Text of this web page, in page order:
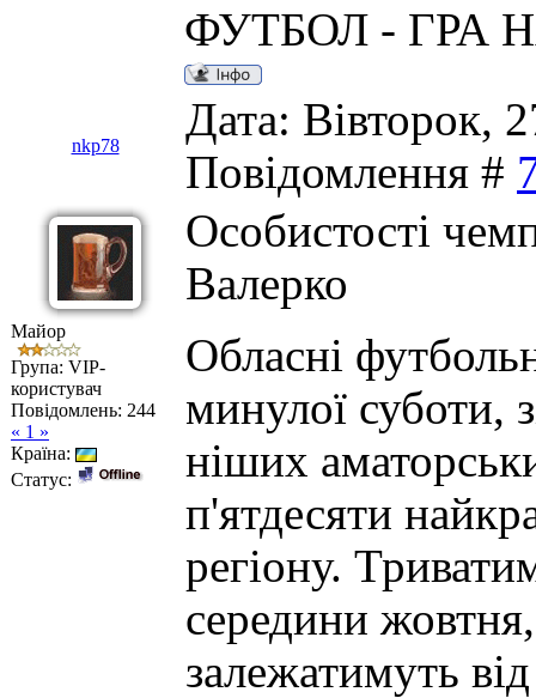
ФУТБОЛ - ГРА
nkp78
Дата: Вівторок,
Повідомлення #
Майор
Група: VIP-
користувач
Повідомлень: 244
« 1 »
Країна:
Статус:
Особистості
Валерко
Обласні
минулої суботи,
ніших
п'ятдесяти
регіону.
середини
залежатимуть